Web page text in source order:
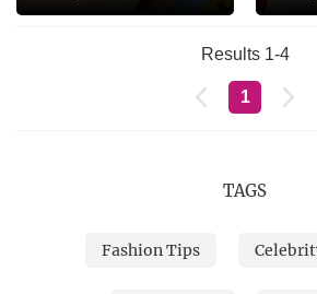
Results 1-4
1
TAGS
Fashion Tips